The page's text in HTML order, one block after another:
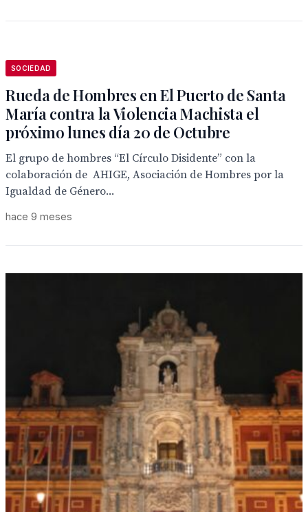
SOCIEDAD
Rueda de Hombres en El Puerto de Santa
María contra la Violencia Machista el
próximo lunes día 20 de Octubre
El grupo de hombres “El Círculo Disidente” con la
colaboración de AHIGE, Asociación de Hombres por la
Igualdad de Género...
hace 9 meses